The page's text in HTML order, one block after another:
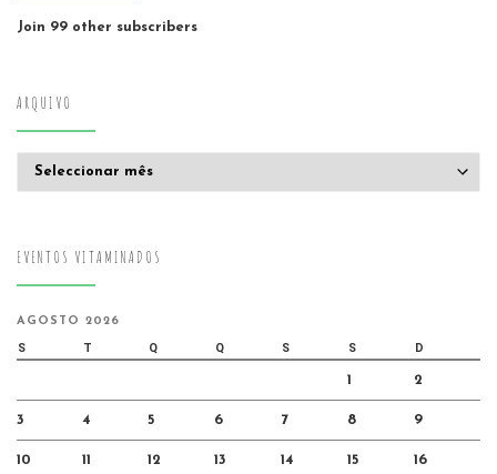
Join 99 other subscribers
ARQUIVO
EVENTOS VITAMINADOS
AGOSTO 2026
S T Q Q S S D
1 2
3 4 5 6 7 8 9
10 11 12 13 14 15 16